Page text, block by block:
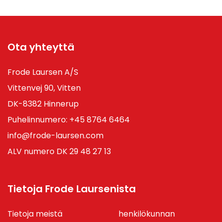
Ota yhteyttä
Frode Laursen A/S
Vittenvej 90, Vitten
DK-8382 Hinnerup
Puhelinnumero: +45 8764 6464
info@frode-laursen.com
ALV numero DK 29 48 27 13
Tietoja Frode Laursenista
Tietoja meistä
henkilökunnan